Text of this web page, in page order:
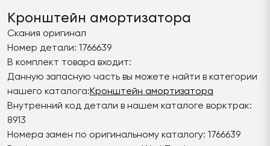
Кронштейн амортизатора
Скания оригинал
Номер детали: 1766639
В комплект товара входит:
Данную запасную часть вы можете найти в категории
нашего каталога:Кронштейн амортизатора
Внутренний код детали в нашем каталоге ворктрак:
8913
Номера замен по оригинальному каталогу: 1766639